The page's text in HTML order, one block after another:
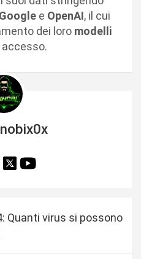
Google e OpenAI, il cui
dei loro modelli
accesso.
Quanti virus si possono